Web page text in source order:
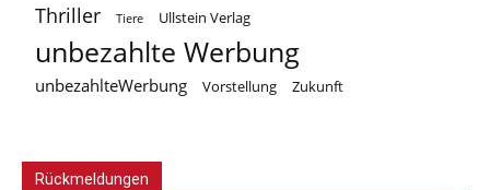
Thriller Tiere Ullstein Verlag
unbezahlte Werbung
unbezahlteWerbung Vorstellung Zukunft
Rückmeldungen